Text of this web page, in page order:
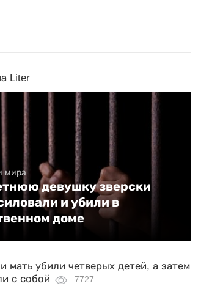
Liter
мира
девушку зверски
и убили в
доме
мать убили четверых детей, а затем
с собой
7727